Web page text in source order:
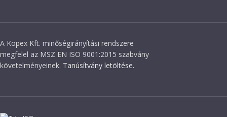
A Kopex Kft. minőségirányítási rendszere
megfelel az MSZ EN ISO 9001:2015 szabvány
követelményeinek. Tanúsítvány letöltése.